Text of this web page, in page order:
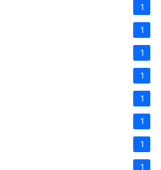
1
1
1
1
1
1
1
1